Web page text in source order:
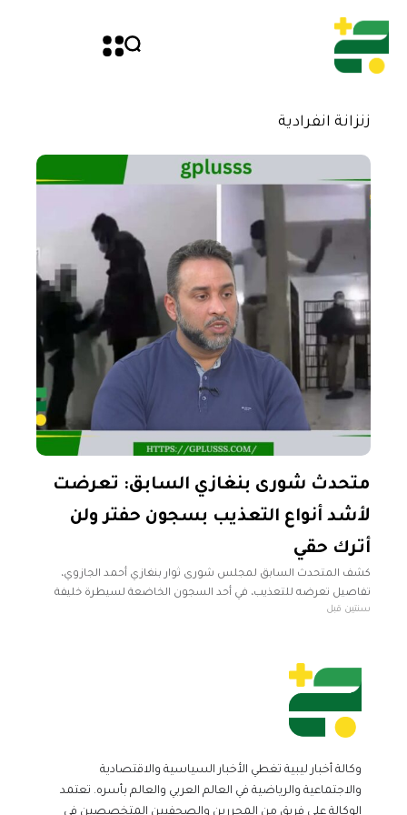
زنزانة انفرادية
متحدث شورى بنغازي السابق: تعرضت
لأشد أنواع التعذيب بسجون حفتر ولن
أترك حقي
كشف المتحدث السابق لمجلس شورى ثوار بنغازي أحمد الجازوي،
تفاصيل تعرضه للتعذيب، في أحد السجون الخاضعة لسيطرة خليفة
حفتر بالمنطقة الشرقية. وقال الجازوي في مقابلة لقناة الجزيرة
سنتين قبل
وكالة أخبار ليبية تغطي الأخبار السياسية والاقتصادية
والاجتماعية والرياضية في العالم العربي والعالم بأسره. تعتمد
الوكالة على فريق من المحررين والصحفيين المتخصصين في